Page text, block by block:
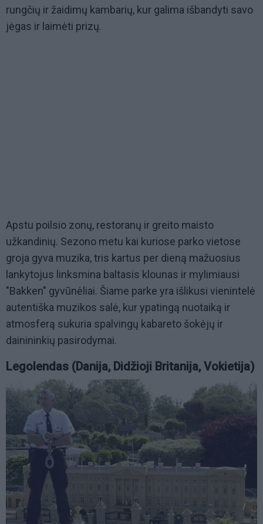
rungčių ir žaidimų kambarių, kur galima išbandyti savo
jėgas ir laimėti prizų.
Apstu poilsio zonų, restoranų ir greito maisto
užkandinių. Sezono metu kai kuriose parko vietose
groja gyva muzika, tris kartus per dieną mažuosius
lankytojus linksmina baltasis klounas ir mylimiausi
"Bakken" gyvūnėliai. Šiame parke yra išlikusi vienintelė
autentiška muzikos salė, kur ypatingą nuotaiką ir
atmosferą sukuria spalvingų kabareto šokėjų ir
dainininkių pasirodymai.
Legolendas (Danija, Didžioji Britanija, Vokietija)